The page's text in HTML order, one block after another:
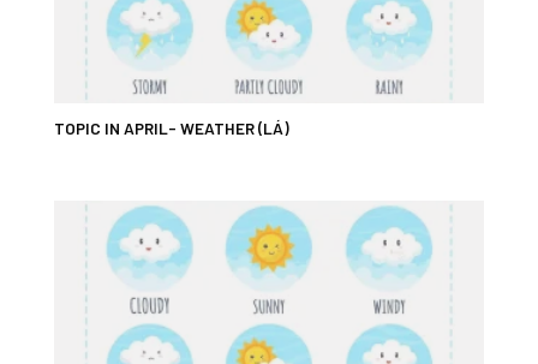
TOPIC IN APRIL- WEATHER (LÁ)